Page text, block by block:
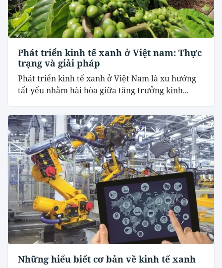
Phát triển kinh tế xanh ở Việt nam: Thực
trạng và giải pháp
Phát triển kinh tế xanh ở Việt Nam là xu hướng
tất yếu nhằm hài hòa giữa tăng trưởng kinh...
Những hiểu biết cơ bản về kinh tế xanh